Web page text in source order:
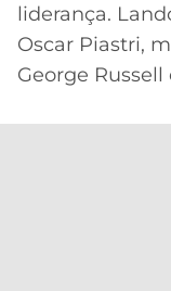
liderança.
Oscar Piastri,
George